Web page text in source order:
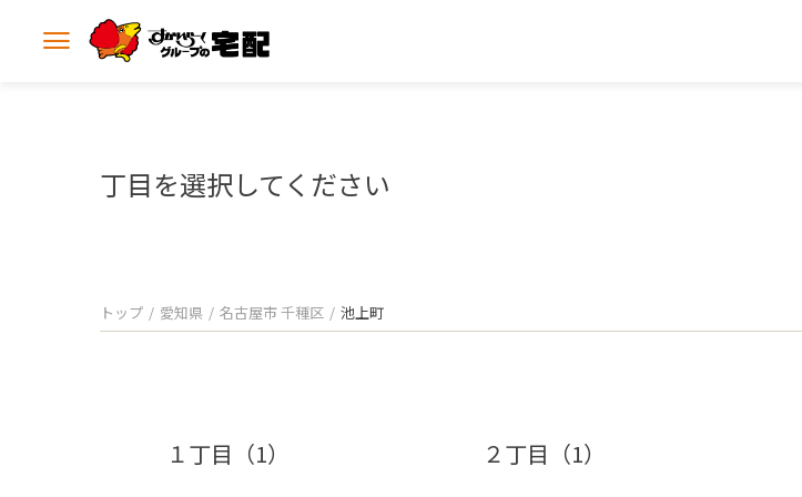
メ
丁目を選択してください
トップ 愛知県 名古屋市 千種区 池上町
１丁目（1） ２丁目（1）